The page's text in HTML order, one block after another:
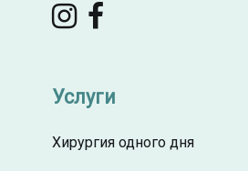
Услуги
Хирургия одного дня